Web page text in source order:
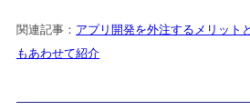
関連記事： アプリ開発を外注するメリット
もあわせて紹介